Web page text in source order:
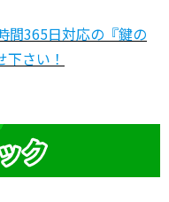
間365日対応の『鍵の
さい！